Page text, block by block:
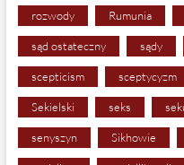
rozwody Rumunia
sąd ostateczny sądy
scepticism sceptycyzm
Sekielski seks
senyszyn Sikhowie